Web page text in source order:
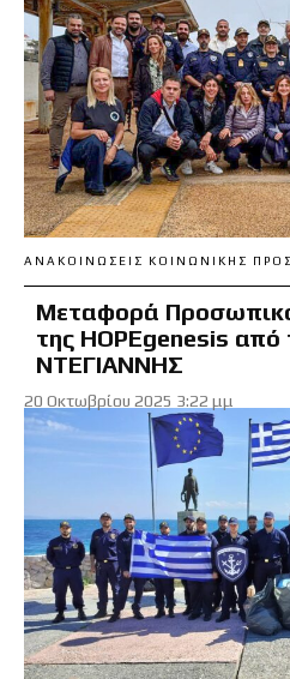
ΑΝΑΚΟΙΝΏΣΕΙΣ ΚΟΙΝΩΝΙΚΉΣ
Μεταφορά
της HOPEgenesis
ΝΤΕΓΙΑΝΝΗΣ
20 Οκτωβρίου 2025 3:22 μμ